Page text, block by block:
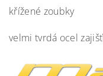
křížené zoubky
velmi tvrdá ocel